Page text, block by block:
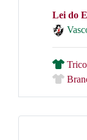
Lei do